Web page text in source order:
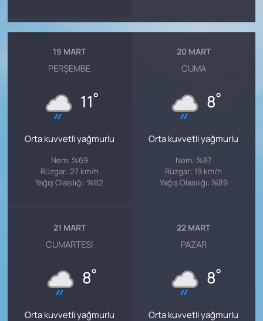
19 MART
PERŞEMBE
11°
Orta kuvvetli yağmurlu
Nem: %69
Rüzgar: 27 km/h
Yağış Olasılığı: %82
20 MART
CUMA
8°
Orta kuvvetli yağmurlu
Nem: %87
Rüzgar: 19 km/h
Yağış Olasılığı: %89
21 MART
CUMARTESI
8°
Orta kuvvetli yağmurlu
22 MART
PAZAR
8°
Orta kuvvetli yağmurlu